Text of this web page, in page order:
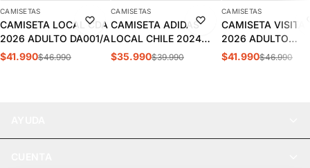
-11%
CAMISETAS
CAMISETA LOCAL CDA
2026 ADULTO DA001/A
$41.990$46.990
-10%
CAMISETAS
CAMISETA ADIDAS
LOCAL CHILE 2024
HOMBRE | IP8455
$35.990$39.990
-11%
CAMISETAS
CAMISETA VISITA
2026 ADULTO
DA002/A
$41.990$46.990